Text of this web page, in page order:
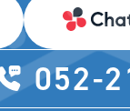
052-